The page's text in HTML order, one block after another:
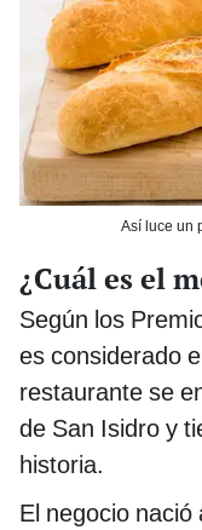
Así luce un
¿Cuál es el
Según los
es considerado
restaurante se
de San Isidro y
historia.
El negocio nació